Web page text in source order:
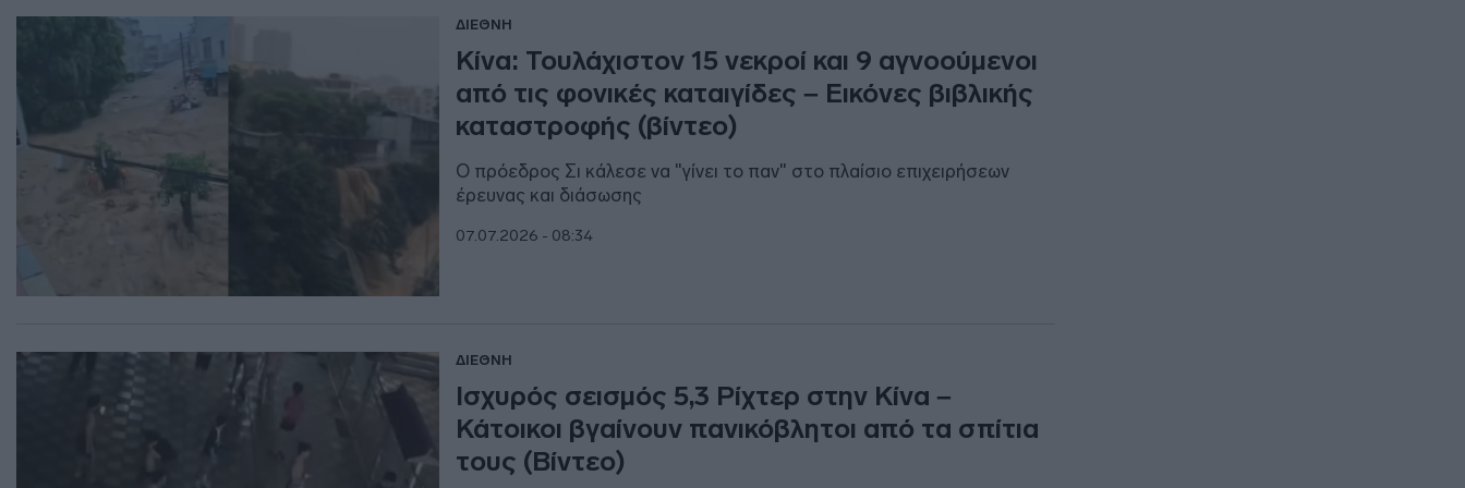
ΔΙΕΘΝΗ
Κίνα: Τουλάχιστον 15 νεκροί και 9 αγνοούμενοι
από τις φονικές καταιγίδες – Εικόνες βιβλικής
καταστροφής (βίντεο)
Ο πρόεδρος Σι κάλεσε να "γίνει το παν" στο πλαίσιο επιχειρήσεων
έρευνας και διάσωσης
07.07.2026 - 08:34
ΔΙΕΘΝΗ
Ισχυρός σεισμός 5,3 Ρίχτερ στην Κίνα –
Κάτοικοι βγαίνουν πανικόβλητοι από τα σπίτια
τους (Βίντεο)